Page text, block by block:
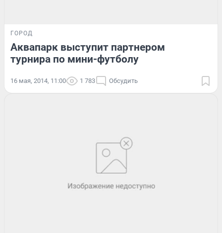
ГОРОД
Аквапарк выступит партнером
турнира по мини-футболу
16 мая, 2014, 11:00 1 783 Обсудить